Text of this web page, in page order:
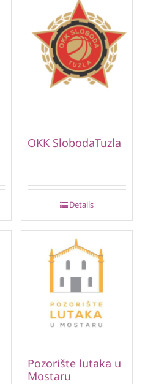
OKK SlobodaTuzla
Details
Pozorište lutaka u
Mostaru